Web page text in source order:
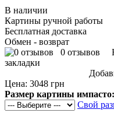
В наличии
Картины ручной работы
Бесплатная доставка
Обмен - возврат
0 отзывов
закладки
Цена: 3048 грн
Размер картины импасто:
Свой